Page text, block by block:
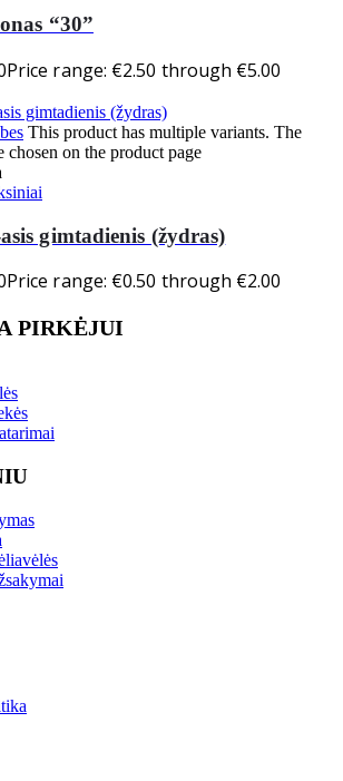
“30”
Price range: €2.50 through €5.00
This product has multiple variants. The
chosen on the product page
gimtadienis (žydras)
Price range: €0.50 through €2.00
PIRKĖJUI